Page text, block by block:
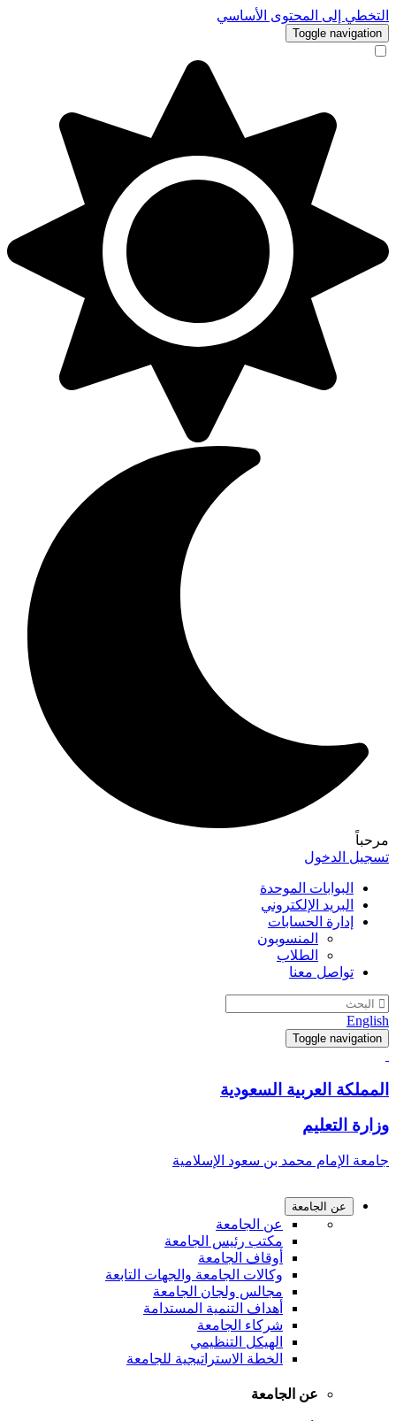
التخطي إلى المحتوى الأساسي
Toggle navigation
مرحباً
تسجيل الدخول
البوابات الموحدة
البريد الإلكتروني
إدارة الحسابات
المنسوبون
الطلاب
تواصل معنا
English
Toggle navigation
المملكة العربية السعودية
وزارة التعليم
جامعة الإمام محمد بن سعود الإسلامية
عن الجامعة
عن الجامعة
مكتب رئيس الجامعة
أوقاف الجامعة
وكالات الجامعة والجهات التابعة
مجالس ولجان الجامعة
أهداف التنمية المستدامة
شركاء الجامعة
الهيكل التنظيمي
الخطة الاستراتيجية للجامعة
عن الجامعة